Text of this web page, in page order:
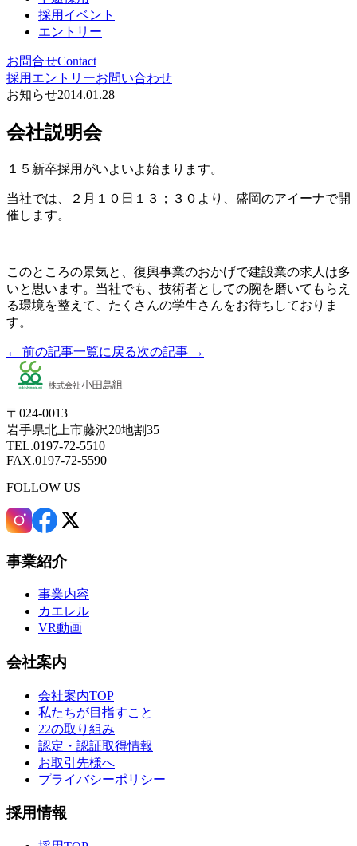
採用イベント
エントリー
お問合せContact
採用エントリーお問い合わせ
お知らせ2014.01.28
会社説明会
１５新卒採用がいよいよ始まります。
当社では、２月１０日１３；３０より、盛岡のアイーナで開
催します。
このところの景気と、復興事業のおかげで建設業の求人は多
いと思います。当社でも、技術者としての腕を磨いてもらえ
る環境を整えて、たくさんの学生さんをお待ちしておりま
す。
← 前の記事一覧に戻る次の記事 →
〒024-0013
岩手県北上市藤沢20地割35
TEL.0197-72-5510
FAX.0197-72-5590
FOLLOW US
事業紹介
事業内容
カエレル
VR動画
会社案内
会社案内TOP
私たちが目指すこと
22の取り組み
認定・認証取得情報
お取引先様へ
プライバシーポリシー
採用情報